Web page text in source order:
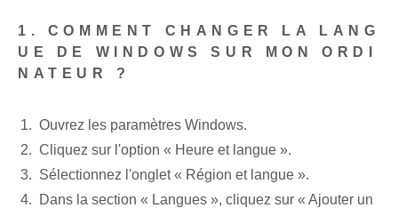
1. COMMENT CHANGER LA LANG
UE DE WINDOWS SUR MON ORDI
NATEUR ?
Ouvrez les paramètres Windows.
Cliquez sur l'option « Heure et langue ».
Sélectionnez l'onglet « Région et langue ».
Dans la section « Langues », cliquez sur « Ajouter un